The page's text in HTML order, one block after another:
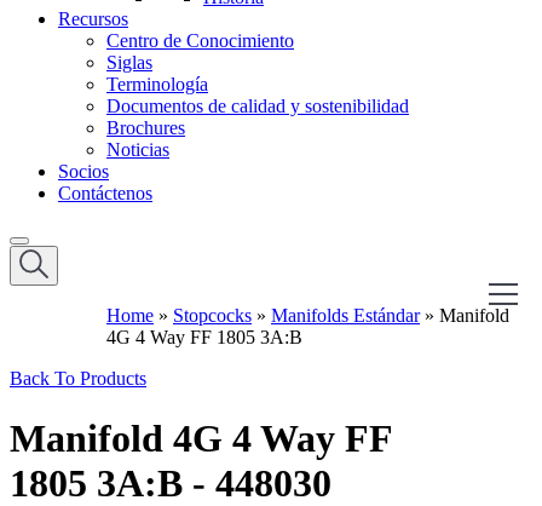
Recursos
Centro de Conocimiento
Siglas
Terminología
Documentos de calidad y sostenibilidad
Brochures
Noticias
Socios
Contáctenos
Home » Stopcocks » Manifolds Estándar» Manifold
4G 4 Way FF 1805 3A:B
Back To Products
Manifold 4G 4 Way FF
1805 3A:B - 448030